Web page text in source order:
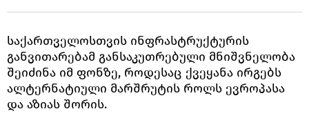
საქართველოსთვის ინფრასტრუქტურის
განვითარებამ განსაკუთრებული მნიშვნელობა
შეიძინა იმ ფონზე, როდესაც ქვეყანა ირგებს
ალტერნატიული მარშრუტის როლს ევროპასა
და აზიას შორის.